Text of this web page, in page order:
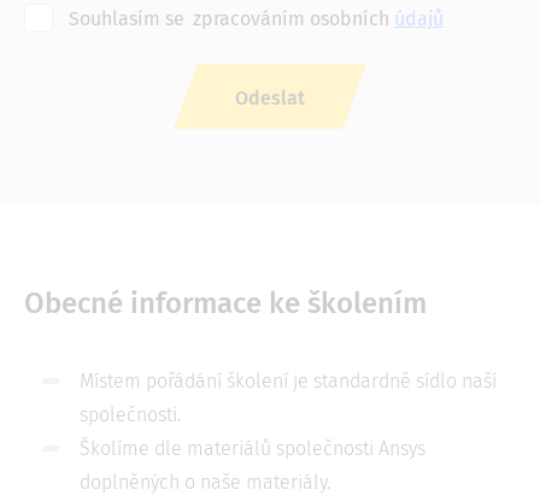
Souhlasím se zpracováním osobních údajů
Obecné informace ke školením
Místem pořádání školení je standardně sídlo naší
společnosti.
Školíme dle materiálů společnosti Ansys
doplněných o naše materiály.